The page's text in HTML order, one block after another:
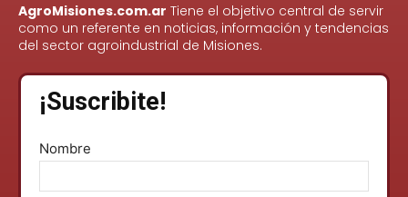
AgroMisiones.com.ar Tiene el objetivo central de servir
como un referente en noticias, información y tendencias
del sector agroindustrial de Misiones.
¡Suscribite!
Nombre